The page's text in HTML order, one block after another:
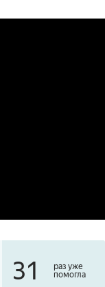
31
раз уже
помогла